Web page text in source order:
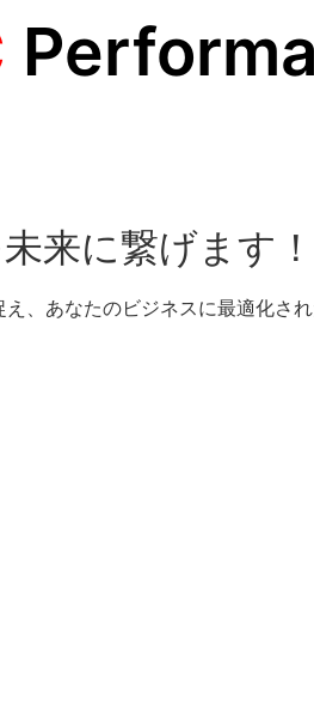
来に繋げます！
、あなたのビジネスに最適化され